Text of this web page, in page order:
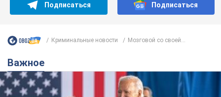
Подписаться Подписаться
Криминальные новости Мозговой со своей...
Важное